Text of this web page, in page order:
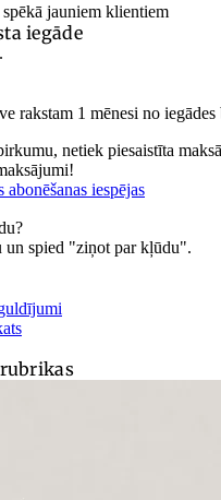
jauniem klientiem
iegāde
rakstam 1 mēnesi no iegādes
netiek piesaistīta
iespējas
un spied "ziņot par kļūdu".